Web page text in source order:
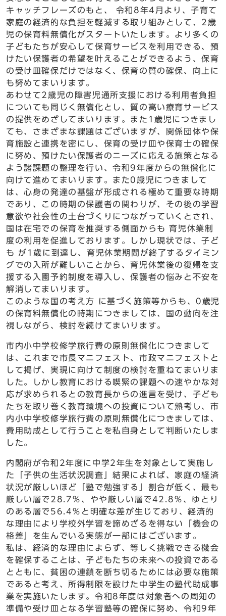
キャッチフレーズのもと、 令和8年4月より、子育て
家庭の経済的な負担を軽減する取り組みとして、2歳
児の保育料無償化がスタートいたします。より多くの
子どもたちが安心して保育サービスを利用できる、預
けたい保護者の希望を叶えることができるよう、保育
の受け皿確保だけではなく、保育の質の確保、向上に
も努めてまいります。
あわせて2歳児の障害児通所支援における利用者負担
についても同じく無償化とし、質の高い療育サービス
の提供をめざしてまいります。また1歳児につきまし
ても、さまざまな課題はございますが、関係団体や保
育施設と連携を密にし、保育の受け皿や保育士の確保
に努め、預けたい保護者のニーズに応える施策となる
よう諸課題の整理を行い、令和9年度からの無償化に
向けて進めてまいります。また0歳児につきまして
は、心身の発達の基盤が形成される極めて重要な時期
であり、この時期の保護者の関わりが、その後の学習
意欲や社会性の土台づくりにつながっていくとされ、
国は在宅での保育を推奨する側面からも 育児休業制
度の利用を促進しております。しかし現状では、子ど
も が1歳に到達し、育児休業期間が終了するタイミン
グでの入所が難しいことから、育児休業後の復帰を支
援する入園予約制度を導入し、保護者の悩みと不安を
解消してまいります。
このような国の考え方 に基づく施策等からも、0歳児
の保育料無償化の時期につきましては、国の動向を注
視しながら、検討を続けてまいります。
市内小中学校修学旅行費の原則無償化につきまして
は、これまで市長マニフェスト、市政マニフェストと
して掲げ、実現に向けて制度の検討を重ねてまいりま
した。しかし教育における喫緊の課題への速やかな対
応が求められるとの教育長からの進言を受け、子ども
たちを取り巻く教育環境への投資について熟考し、市
内小中学校修学旅行費の原則無償化につきましては、
費用助成として行うことを私自身として判断いたしま
した。
内閣府が令和2年度に中学2年生を対象として実施し
た「子供の生活状況調査」結果によれば、家庭の経済
状況が厳しいほど「塾で勉強する」割合が低く、最も
厳しい層で28.7％、やや厳しい層で42.8％、ゆとり
のある層で56.4％と明確な差が生じており、経済的
な理由により学校外学習を諦めざるを得ない「機会の
格差」を生んでいる実態が一部にはございます。
私は、経済的な理由によらず、等しく挑戦できる機会
を確保することは、子どもたちの未来への投資である
とともに、貧困の連鎖を断ち切るためには必要な施策
であると考え、所得制限を設けた中学生の塾代助成事
業を実施いたします。令和8年度は対象者への周知の
準備や受け皿となる学習塾等の確保に努め、令和9年